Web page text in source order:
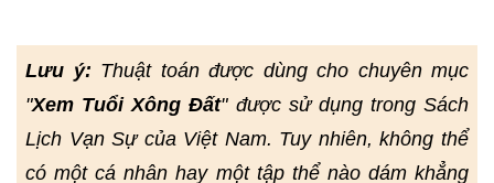
Lưu ý: Thuật toán được dùng cho chuyên mục
"Xem Tuổi Xông Đất" được sử dụng trong Sách
Lịch Vạn Sự của Việt Nam. Tuy nhiên, không thể
có một cá nhân hay một tập thể nào dám khẳng